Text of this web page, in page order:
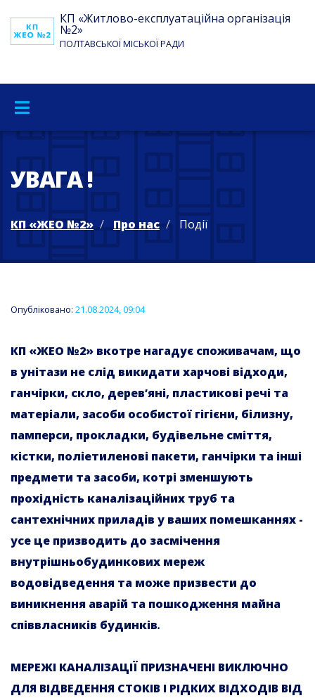
КП «Житлово-експлуатаційна організація
№2»
ПОЛТАВСЬКОЇ МІСЬКОЇ РАДИ
УВАГА !
КП «ЖЕО №2» Про нас Події
Опубліковано: 21.08.2024, 09:04
КП «ЖЕО №2» вкотре нагадує споживачам, що
в унітази не слід викидати харчові відходи,
ганчірки, скло, дерев’яні, пластикові речі та
матеріали, засоби особистої гігієни, білизну,
памперси, прокладки, будівельне сміття,
кістки, поліетиленові пакети, ганчірки та інші
предмети та засоби, котрі зменшують
прохідність каналізаційних труб та
сантехнічних приладів у ваших помешканнях -
усе це призводить до засмічення
внутрішньобудинкових мереж
водовідведення та може призвести до
виникнення аварій та пошкодження майна
співвласників будинків.
МЕРЕЖІ КАНАЛІЗАЦІЇ ПРИЗНАЧЕНІ ВИКЛЮЧНО
ДЛЯ ВІДВЕДЕННЯ СТОКІВ І РІДКИХ ВІДХОДІВ ВІД